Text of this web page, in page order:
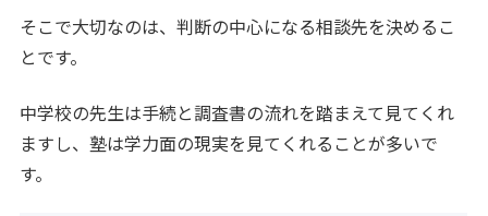
そこで大切なのは、判断の中心になる相談先を決めるこ
とです。
中学校の先生は手続と調査書の流れを踏まえて見てくれ
ますし、塾は学力面の現実を見てくれることが多いで
す。